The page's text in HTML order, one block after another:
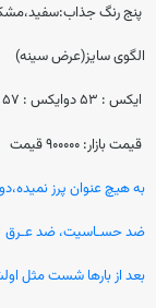
پنج رنگ
الگوی سایز(عرض سینه)
ایکس : 53 دوایکس : 57 سه ایکس: 60 تا 61
قیمت بازار: 900000 قیمت
به هیچ عنوان پرز
ضد حسـاسیت، ضد عـرق
بعد از بارها شست مثل